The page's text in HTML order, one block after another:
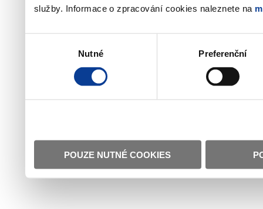
služby. Informace o zpracování cookies naleznete na
Nutné Preferenční
POUZE NUTNÉ COOKIES